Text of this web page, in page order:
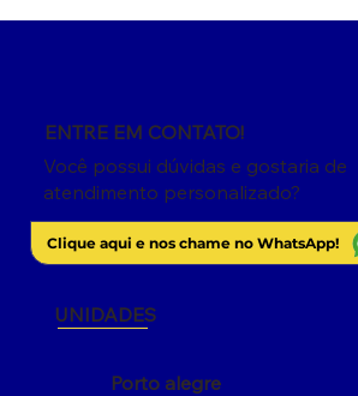
Você possui dúvidas e gostaria de
atendimento personalizado?
ENTRE EM CONTATO!
Clique aqui e nos chame no WhatsApp!
UNIDADES
Porto alegre